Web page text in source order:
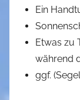
Ein
Etwas zu
während
ggf.